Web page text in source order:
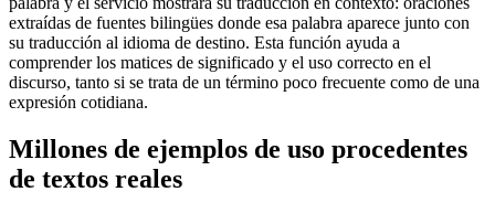
extraídas de fuentes bilingües donde esa palabra aparece junto con
su traducción al idioma de destino. Esta función ayuda a
comprender los matices de significado y el uso correcto en el
discurso, tanto si se trata de un término poco frecuente como de una
expresión cotidiana.
Millones de ejemplos de uso procedentes
de textos reales